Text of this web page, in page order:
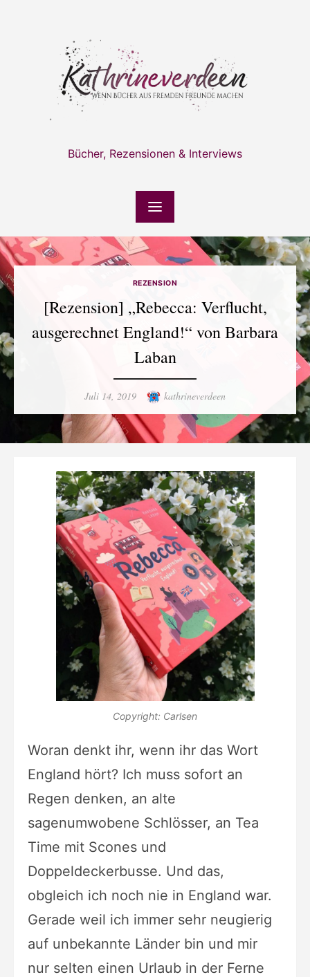
Bücher, Rezensionen & Interviews
REZENSION
[Rezension] „Rebecca: Verflucht,
ausgerechnet England!“ von Barbara
Laban
Posted
Juli 14, 2019 Author
kathrineverdeen
Copyright: Carlsen
Woran denkt ihr, wenn ihr das Wort
England hört? Ich muss sofort an
Regen denken, an alte
sagenumwobene Schlösser, an Tea
Time mit Scones und
Doppeldeckerbusse. Und das,
obgleich ich noch nie in England war.
Gerade weil ich immer sehr neugierig
auf unbekannte Länder bin und mir
nur selten einen Urlaub in der Ferne